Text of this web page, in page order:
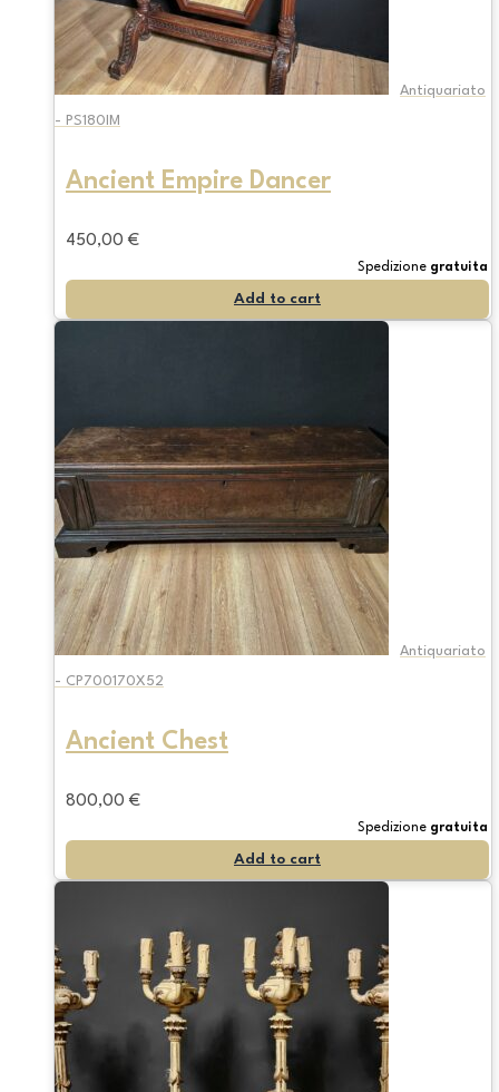
Antiquariato
- PS180IM
Ancient Empire Dancer
450,00 €
Spedizione gratuita
Add to cart
Antiquariato
- CP700170X52
Ancient Chest
800,00 €
Spedizione gratuita
Add to cart